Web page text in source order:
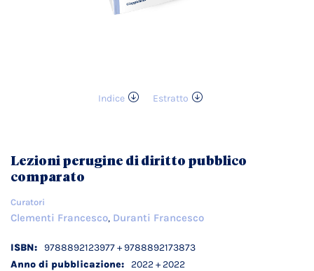
Indice
Estratto
galleria
di
immagini
Lezioni perugine di diritto pubblico
comparato
Curatori
Clementi Francesco, Duranti Francesco
Dettagli
tecnici
9788892123977 + 9788892173873
2022 + 2022